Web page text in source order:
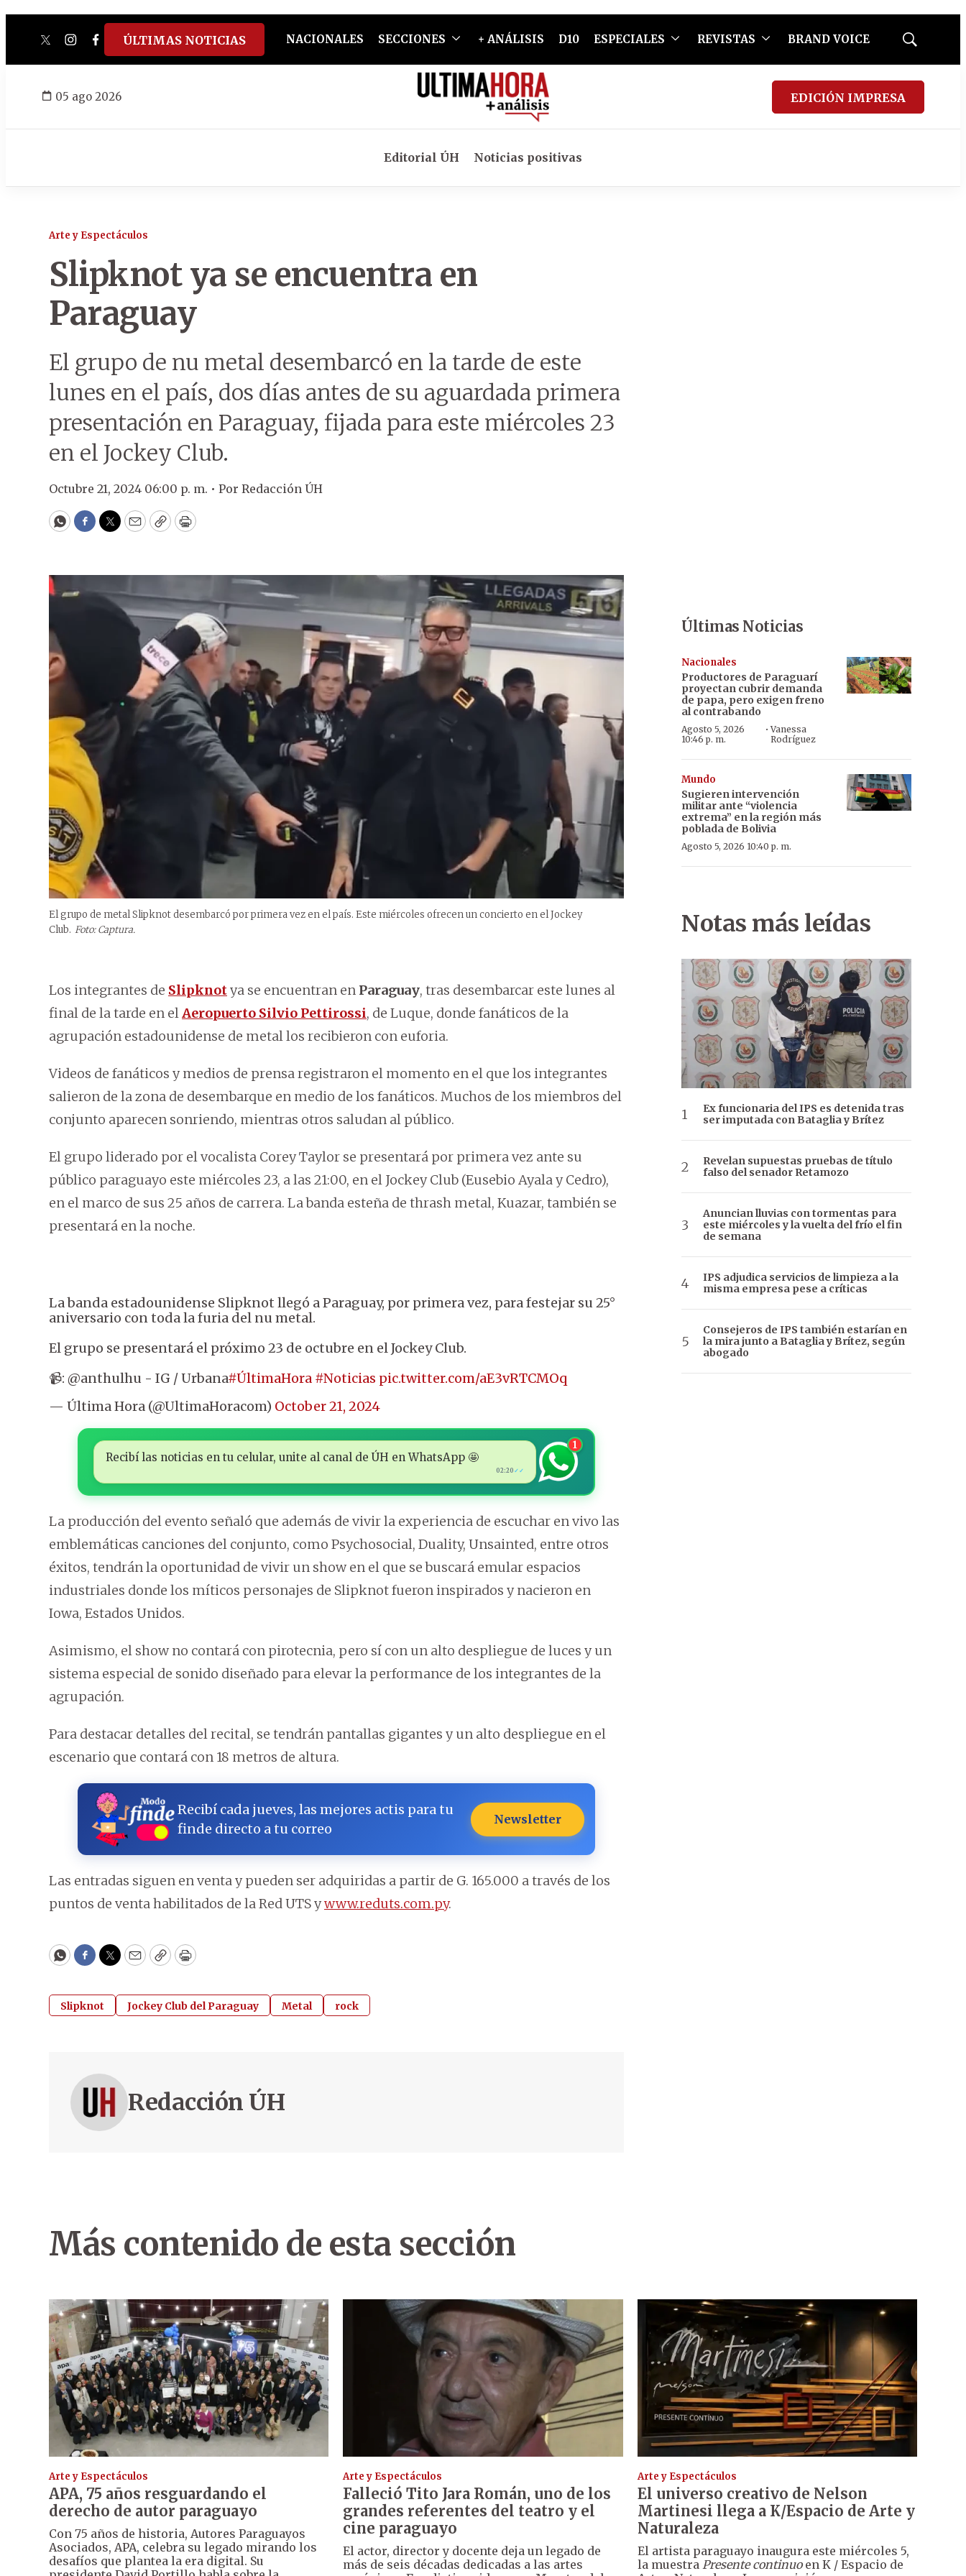
twitterinstagram
facebook
tiktokyoutube
spotify
ÚLTIMAS NOTICIAS NACIONALES SECCIONES + ANÁLISIS D10 ESPECIALES REVISTAS BRAND VOICE
Mostrar
05 ago 2026 EDICIÓN IMPRESA
Editorial ÚH Noticias positivas
Arte y Espectáculos
Slipknot ya se encuentra en
Paraguay
El grupo de nu metal desembarcó en la tarde de este
lunes en el país, dos días antes de su aguardada primera
presentación en Paraguay, fijada para este miércoles 23
en el Jockey Club.
Octubre 21, 2024 06:00 p. m. • Por Redacción ÚH
WhatsApp
Facebook
Twitter
EmailCopyPrint
El grupo de metal Slipknot desembarcó por primera vez en el país. Este miércoles ofrecen un concierto en el Jockey
Club. Foto: Captura.
Los integrantes de Slipknotya se encuentran en Paraguay, tras desembarcar este lunes al
final de la tarde en elAeropuerto Silvio Pettirossi, de Luque, donde fanáticos de la
agrupación estadounidense de metal los recibieron con euforia.
Videos de fanáticos y medios de prensa registraron el momento en el que los integrantes
salieron de la zona de desembarque en medio de los fanáticos. Muchos de los miembros del
conjunto aparecen sonriendo, mientras otros saludan al público.
El grupo liderado por el vocalista Corey Taylor se presentará por primera vez ante su
público paraguayo este miércoles 23, a las 21:00, en el Jockey Club (Eusebio Ayala y Cedro),
en el marco de sus 25 años de carrera. La banda esteña de thrash metal, Kuazar, también se
presentará en la noche.
La banda estadounidense Slipknot llegó a Paraguay, por primera vez, para festejar su 25°
aniversario con toda la furia del nu metal.
El grupo se presentará el próximo 23 de octubre en el Jockey Club.
📹: @anthulhu - IG / Urbana#ÚltimaHora #Noticias pic.twitter.com/aE3vRTCMOq
— Última Hora (@UltimaHoracom) October 21, 2024
Recibí las noticias en tu celular, unite al canal de ÚH en WhatsApp 🤩
02:20 ✓✓
1
La producción del evento señaló que además de vivir la experiencia de escuchar en vivo las
emblemáticas canciones del conjunto, como Psychosocial, Duality, Unsainted, entre otros
éxitos, tendrán la oportunidad de vivir un show en el que se buscará emular espacios
industriales donde los míticos personajes de Slipknot fueron inspirados y nacieron en
Iowa, Estados Unidos.
Asimismo, el show no contará con pirotecnia, pero sí con un alto despliegue de luces y un
sistema especial de sonido diseñado para elevar la performance de los integrantes de la
agrupación.
Para destacar detalles del recital, se tendrán pantallas gigantes y un alto despliegue en el
escenario que contará con 18 metros de altura.
Recibí cada jueves, las mejores actis para tu
finde directo a tu correo
Newsletter
Las entradas siguen en venta y pueden ser adquiridas a partir de G. 165.000 a través de los
puntos de venta habilitados de la Red UTS ywww.reduts.com.py.
WhatsApp
Facebook
Twitter
EmailCopyPrint
Slipknot Jockey Club del Paraguay Metal rock
Redacción ÚH
Últimas Noticias
Nacionales
Productores de Paraguarí
proyectan cubrir demanda
de papa, pero exigen freno
al contrabando
Agosto 5, 2026
10:46 p. m.
·Vanessa
Rodríguez
Mundo
Sugieren intervención
militar ante “violencia
extrema” en la región más
poblada de Bolivia
Agosto 5, 2026 10:40 p. m.
Notas más leídas
Ex funcionaria del IPS es detenida tras
ser imputada con Bataglia y Brítez
Revelan supuestas pruebas de título
falso del senador Retamozo
Anuncian lluvias con tormentas para
este miércoles y la vuelta del frío el fin
de semana
IPS adjudica servicios de limpieza a la
misma empresa pese a críticas
Consejeros de IPS también estarían en
la mira junto a Bataglia y Brítez, según
abogado
Más contenido de esta sección
Arte y Espectáculos
APA, 75 años resguardando el
derecho de autor paraguayo
Con 75 años de historia, Autores Paraguayos
Asociados, APA, celebra su legado mirando los
desafíos que plantea la era digital. Su
Arte y Espectáculos
Falleció Tito Jara Román, uno de los
grandes referentes del teatro y el
cine paraguayo
El actor, director y docente deja un legado de
más de seis décadas dedicadas a las artes
Arte y Espectáculos
El universo creativo de Nelson
Martinesi llega a K/Espacio de Arte y
Naturaleza
El artista paraguayo inaugura este miércoles 5,
la muestra Presente continuoen K / Espacio de